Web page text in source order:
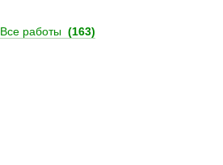
Все работы (163)